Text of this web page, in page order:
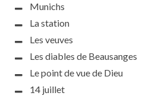
Munichs
La station
Les veuves
Les diables de Beausanges
Le point de vue de Dieu
14 juillet